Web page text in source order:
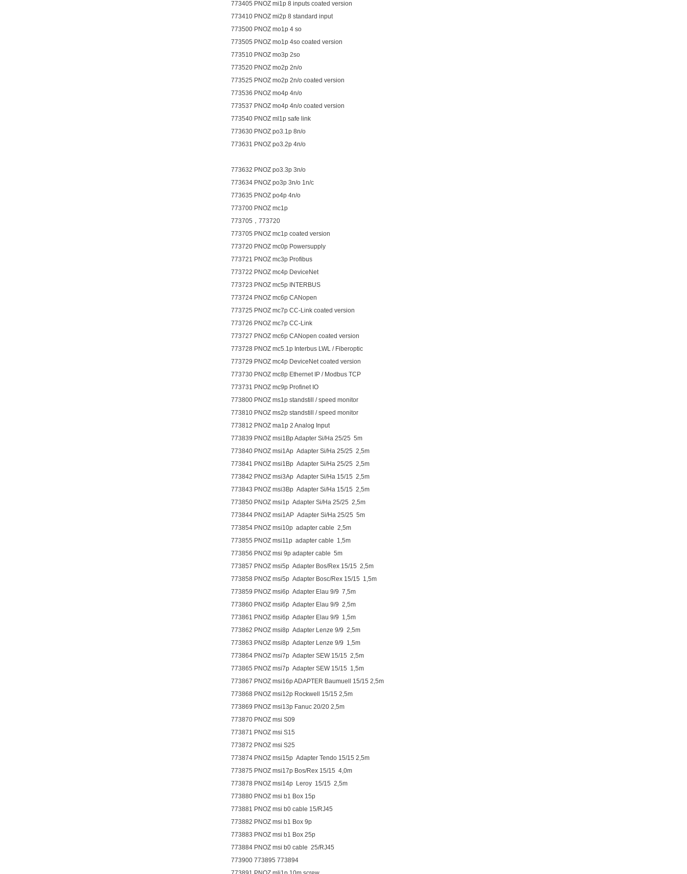
773405 PNOZ mi1p 8 inputs coated version
773410 PNOZ mi2p 8 standard input
773500 PNOZ mo1p 4 so
773505 PNOZ mo1p 4so coated version
773510 PNOZ mo3p 2so
773520 PNOZ mo2p 2n/o
773525 PNOZ mo2p 2n/o coated version
773536 PNOZ mo4p 4n/o
773537 PNOZ mo4p 4n/o coated version
773540 PNOZ ml1p safe link
773630 PNOZ po3.1p 8n/o
773631 PNOZ po3.2p 4n/o
773632 PNOZ po3.3p 3n/o
773634 PNOZ po3p 3n/o 1n/c
773635 PNOZ po4p 4n/o
773700 PNOZ mc1p
773705，773720
773705 PNOZ mc1p coated version
773720 PNOZ mc0p Powersupply
773721 PNOZ mc3p Profibus
773722 PNOZ mc4p DeviceNet
773723 PNOZ mc5p INTERBUS
773724 PNOZ mc6p CANopen
773725 PNOZ mc7p CC-Link coated version
773726 PNOZ mc7p CC-Link
773727 PNOZ mc6p CANopen coated version
773728 PNOZ mc5.1p Interbus LWL / Fiberoptic
773729 PNOZ mc4p DeviceNet coated version
773730 PNOZ mc8p Ethernet IP / Modbus TCP
773731 PNOZ mc9p Profinet IO
773800 PNOZ ms1p standstill / speed monitor
773810 PNOZ ms2p standstill / speed monitor
773812 PNOZ ma1p 2 Analog Input
773839 PNOZ msi1Bp Adapter Si/Ha 25/25 5m
773840 PNOZ msi1Ap Adapter Si/Ha 25/25 2,5m
773841 PNOZ msi1Bp Adapter Si/Ha 25/25 2,5m
773842 PNOZ msi3Ap Adapter Si/Ha 15/15 2,5m
773843 PNOZ msi3Bp Adapter Si/Ha 15/15 2,5m
773850 PNOZ msi1p Adapter Si/Ha 25/25 2,5m
773844 PNOZ msi1AP Adapter Si/Ha 25/25 5m
773854 PNOZ msi10p adapter cable 2,5m
773855 PNOZ msi11p adapter cable 1,5m
773856 PNOZ msi 9p adapter cable 5m
773857 PNOZ msi5p Adapter Bos/Rex 15/15 2,5m
773858 PNOZ msi5p Adapter Bosc/Rex 15/15 1,5m
773859 PNOZ msi6p Adapter Elau 9/9 7,5m
773860 PNOZ msi6p Adapter Elau 9/9 2,5m
773861 PNOZ msi6p Adapter Elau 9/9 1,5m
773862 PNOZ msi8p Adapter Lenze 9/9 2,5m
773863 PNOZ msi8p Adapter Lenze 9/9 1,5m
773864 PNOZ msi7p Adapter SEW 15/15 2,5m
773865 PNOZ msi7p Adapter SEW 15/15 1,5m
773867 PNOZ msi16p ADAPTER Baumuell 15/15 2,5m
773868 PNOZ msi12p Rockwell 15/15 2,5m
773869 PNOZ msi13p Fanuc 20/20 2,5m
773870 PNOZ msi S09
773871 PNOZ msi S15
773872 PNOZ msi S25
773874 PNOZ msi15p Adapter Tendo 15/15 2,5m
773875 PNOZ msi17p Bos/Rex 15/15 4,0m
773878 PNOZ msi14p Leroy 15/15 2,5m
773880 PNOZ msi b1 Box 15p
773881 PNOZ msi b0 cable 15/RJ45
773882 PNOZ msi b1 Box 9p
773883 PNOZ msi b1 Box 25p
773884 PNOZ msi b0 cable 25/RJ45
773900 773895 773894